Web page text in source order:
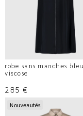
robe sans manches
viscose
285 €
Nouveautés